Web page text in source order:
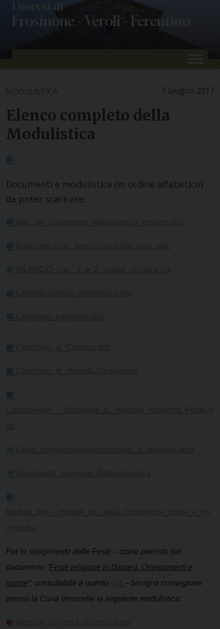
Diocesi di
Frosinone - Veroli - Ferentino
7 Giugno 2017
MODULISTICA
Elenco completo della
Modulistica
Documenti e modulistica (in ordine alfabetico)
da poter scaricare:
Atto_del_giuramento_dellavvenuta_cresima.doc
Battesimo_fuori_parrocchia.Nulla_osta_.doc
BILANCIO_pag._1_e_2_nuova_versione.xls
Celebret.Scheda_informativa.doc
Certificato_battesimo.doc
Certificato_di_Cresima.doc
Certificato_di_idoneità.Singolo.doc
Confraternite___Domanda_al_Vescovo_conferma_Priore.d
oc
Corso_prematrimoniale.Iscrizione_e_attestato.docx
Giuramento_avvenuto_Battesimo.docx
Modulo_per_i_ministri_str._della_Comunione_nuovi_e_rin
novo.doc
Per lo svolgimento delle Feste – come previsto dal
documento “Feste religiose in Diocesi. Orientamenti e
norme“, consultabile a questo link – bisogna consegnare
presso la Curia Vescovile la seguente modulistica:
Modulo_richiesta_Questura.pdf